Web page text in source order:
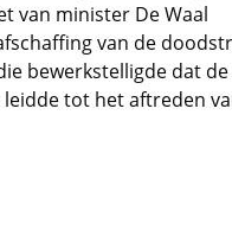
van minister De Waal
van de
bewerkstelligde dat
tot het aftreden